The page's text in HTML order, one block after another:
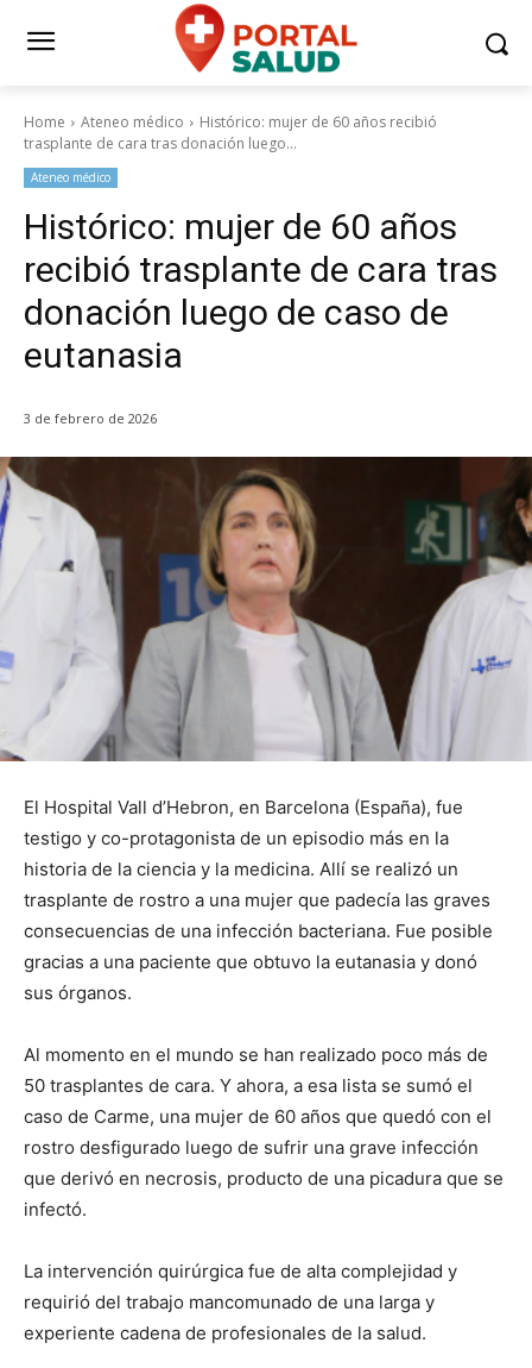
Home Ateneo médico
Histórico: mujer de 60 años recibió
trasplante de cara tras donación luego...
Ateneo médico
Histórico: mujer de 60 años
recibió trasplante de cara tras
donación luego de caso de
eutanasia
3 de febrero de 2026
El Hospital Vall d’Hebron, en Barcelona (España), fue
testigo y co-protagonista de un episodio más en la
historia de la ciencia y la medicina. Allí se realizó un
trasplante de rostro a una mujer que padecía las graves
consecuencias de una infección bacteriana. Fue posible
gracias a una paciente que obtuvo la eutanasia y donó
sus órganos.
Al momento en el mundo se han realizado poco más de
50 trasplantes de cara. Y ahora, a esa lista se sumó el
caso de Carme, una mujer de 60 años que quedó con el
rostro desfigurado luego de sufrir una grave infección
que derivó en necrosis, producto de una picadura que se
infectó.
La intervención quirúrgica fue de alta complejidad y
requirió del trabajo mancomunado de una larga y
experiente cadena de profesionales de la salud.